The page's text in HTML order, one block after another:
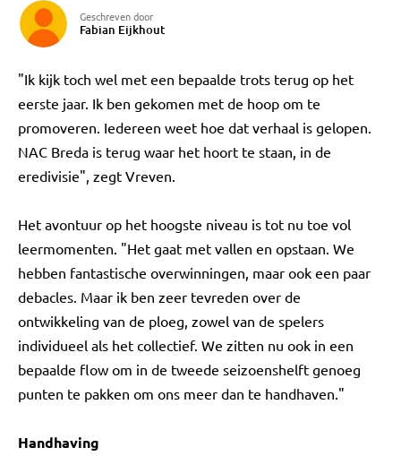
Geschreven door
Fabian Eijkhout
"Ik kijk toch wel met een bepaalde trots terug op het
eerste jaar. Ik ben gekomen met de hoop om te
promoveren. Iedereen weet hoe dat verhaal is gelopen.
NAC Breda is terug waar het hoort te staan, in de
eredivisie", zegt Vreven.
Het avontuur op het hoogste niveau is tot nu toe vol
leermomenten. "Het gaat met vallen en opstaan. We
hebben fantastische overwinningen, maar ook een paar
debacles. Maar ik ben zeer tevreden over de
ontwikkeling van de ploeg, zowel van de spelers
individueel als het collectief. We zitten nu ook in een
bepaalde flow om in de tweede seizoenshelft genoeg
punten te pakken om ons meer dan te handhaven."
Handhaving